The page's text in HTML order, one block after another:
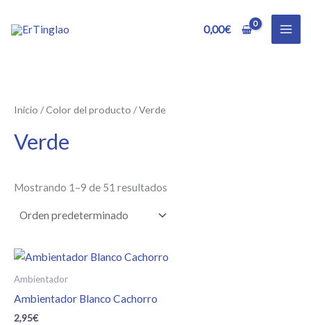
0,00€
Inicio / Color del producto / Verde
Verde
Mostrando 1–9 de 51 resultados
Ambientador
Ambientador Blanco Cachorro
2,95€